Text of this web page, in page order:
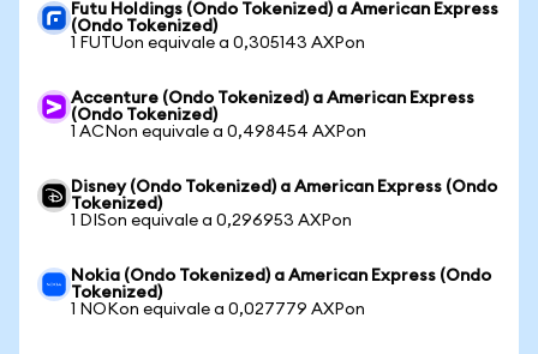
Futu Holdings (Ondo Tokenized) a American Express
(Ondo Tokenized)
1 FUTUon equivale a 0,305143 AXPon
Accenture (Ondo Tokenized) a American Express
(Ondo Tokenized)
1 ACNon equivale a 0,498454 AXPon
Disney (Ondo Tokenized) a American Express (Ondo
Tokenized)
1 DISon equivale a 0,296953 AXPon
Nokia (Ondo Tokenized) a American Express (Ondo
Tokenized)
1 NOKon equivale a 0,027779 AXPon